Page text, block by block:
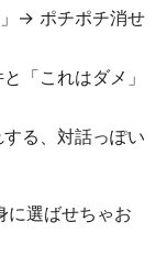
」→ ポチポチ消せ
「これはダメ」
る、対話っぽい
に選ばせちゃお